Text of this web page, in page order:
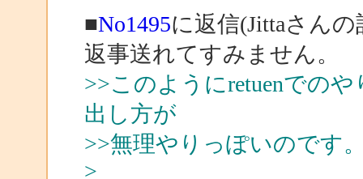
■No1495に返信(Jittaさんの
返事送れてすみません。
>>このようにretuenでの
出し方が
>>無理やりっぽいのです
>